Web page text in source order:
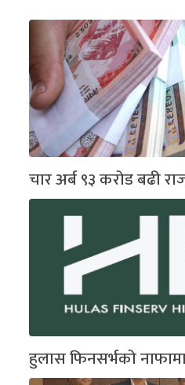
चार अर्ब ९३ करोड बढी
हुलास फिनसर्भको